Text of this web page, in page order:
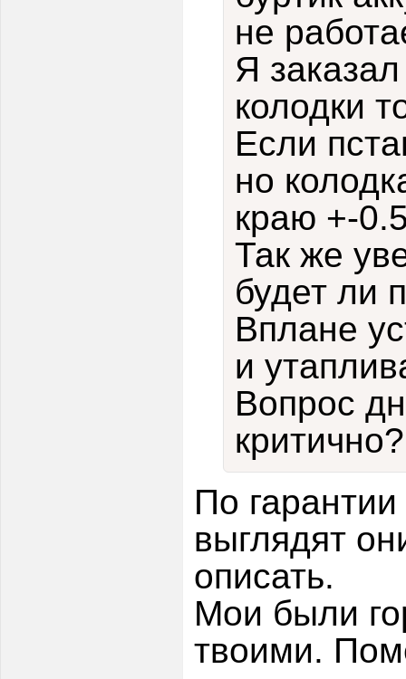
не
Я
колодки
Если
но
краю +-
Так же
будет ли
Вплане
и
Вопрос
По
выглядят
описать.
Мои были
твоими.